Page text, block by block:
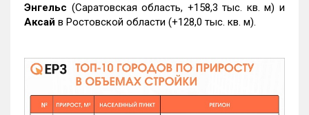
Энгельс (Саратовская область, +158,3 тыс. кв. м) и
Аксай в Ростовской области (+128,0 тыс. кв. м).